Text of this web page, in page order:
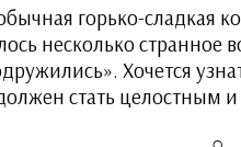
горько-
несколько
Хочется
стать целостным